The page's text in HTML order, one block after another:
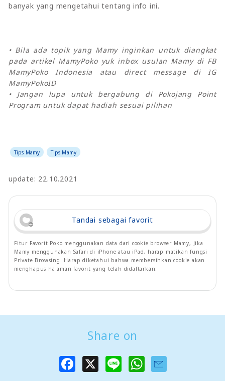
banyak yang mengetahui tentang info ini.
• Bila ada topik yang Mamy inginkan untuk diangkat
pada artikel MamyPoko yuk inbox usulan Mamy di FB
MamyPoko Indonesia atau direct message di IG
MamyPokoID
• Jangan lupa untuk bergabung di Pokojang Point
Program untuk dapat hadiah sesuai pilihan
Tips Mamy Tips Mamy
update: 22.10.2021
Tandai sebagai favorit
Fitur Favorit Poko menggunakan data dari cookie browser Mamy, Jika
Mamy menggunakan Safari di iPhone atau iPad, harap matikan fungsi
Private Browsing. Harap diketahui bahwa membersihkan cookie akan
menghapus halaman favorit yang telah didaftarkan.
Share on
W